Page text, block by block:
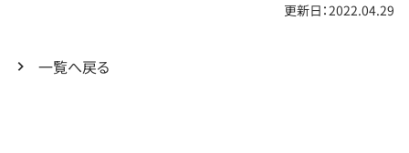
更新日：2022.04.29
一覧へ戻る